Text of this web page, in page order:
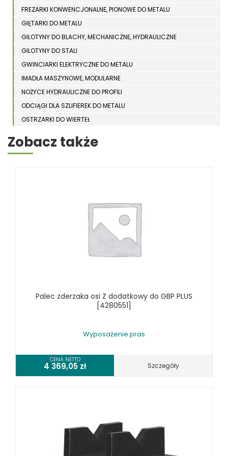
FREZARKI KONWENCJONALNE, PIONOWE DO METALU
GIĘTARKI DO METALU
GILOTYNY DO BLACHY, MECHANICZNE, HYDRAULICZNE
GILOTYNY DO STALI
GWINCIARKI ELEKTRYCZNE DO METALU
IMADŁA MASZYNOWE, MODULARNE
NOŻYCE HYDRAULICZNE DO PROFILI
ODCIĄGI DLA SZLIFIEREK DO METALU
OSTRZARKI DO WIERTEŁ
PIŁY TAŚMOWE DO METALU
SZLIFIERKI DO METALU, PŁASZCZYZN
WIERTARKI KOLUMNOWE, SŁUPOWE, STOŁOWE
WIERTARKI MAGNETYCZNE
WYKRAWARKI DO BLACHY, PNEUMATYCZNE
ZAGINARKI DO BLACHY, MECHANICZNE
ŻŁOBIARKI DO BLACHY
WYPOSAŻENIE GILOTYN
WYPOSAŻENIE GWINCIAREK
Zobacz także
Palec zderzaka osi Z dodatkowy do GBP PLUS
[4280551]
Wyposażenie pras
CENA NETTO
4 369,05 zł Szczegóły